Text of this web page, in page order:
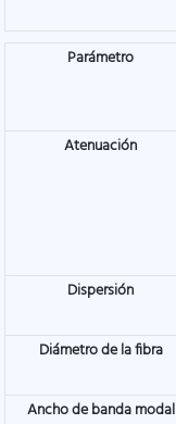
Parámetro
Atenuación
Dispersión
Diámetro de la fibra
Ancho de banda modal